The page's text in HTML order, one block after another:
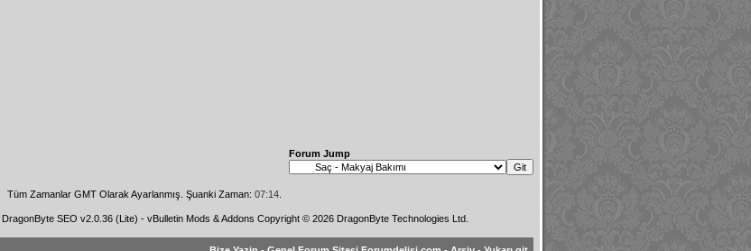
Forum Jump
Tüm Zamanlar GMT Olarak Ayarlanmış. Şuanki Zaman: 07:14.
DragonByte SEO v2.0.36 (Lite) - vBulletin Mods & Addons Copyright © 2026 DragonByte Technologies Ltd.